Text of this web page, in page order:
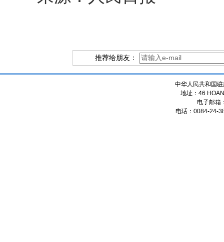
推荐给朋友：
中华人民共和国
地址：46
电子邮箱
电话：0084-24-